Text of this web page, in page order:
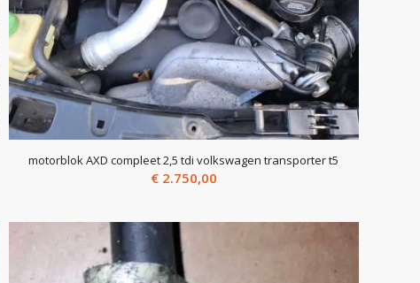
motorblok AXD compleet 2,5 tdi volkswagen transporter t5
€2.750,00